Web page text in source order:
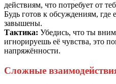
действиям, что потребует от
Будь готов к обсуждениям, где
завышены.
Тактика: Убедись, что ты
игнорируешь её чувства, это
напряжённости.
Сложные